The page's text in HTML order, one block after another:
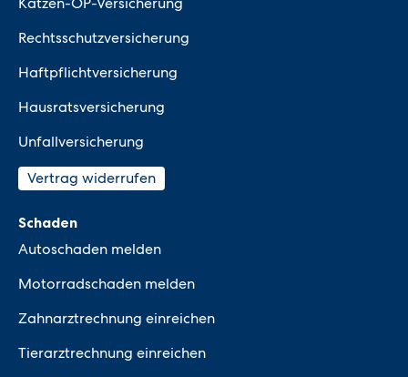
Rechtsschutzversicherung
Haftpflichtversicherung
Hausratsversicherung
Unfallversicherung
Vertrag widerrufen
Schaden
Autoschaden melden
Motorradschaden melden
Zahnarztrechnung einreichen
Tierarztrechnung einreichen